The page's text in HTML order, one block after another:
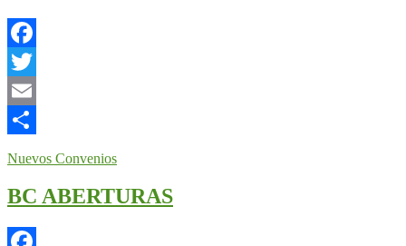
Facebook
Twitter
Email
Nuevos Convenios
BC ABERTURAS